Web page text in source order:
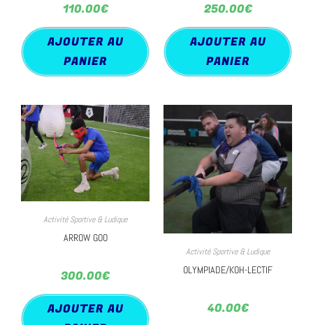
110.00€
AJOUTER AU
PANIER
250.00€
AJOUTER AU
PANIER
Activité Sportive & Ludique
ARROW GOO
300.00€
AJOUTER AU
Activité Sportive & Ludique
OLYMPIADE/KOH-LECTIF
40.00€